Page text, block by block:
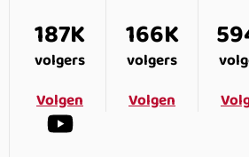
187K
volgers
Volgen
166K
volgers
Volgen